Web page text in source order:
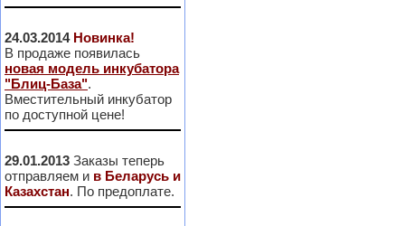
24.03.2014 Новинка!
В продаже появилась
новая модель инкубатора
"Блиц-База".
Вместительный инкубатор
по доступной цене!
29.01.2013 Заказы теперь
отправляем и в Беларусь и
Казахстан. По предоплате.